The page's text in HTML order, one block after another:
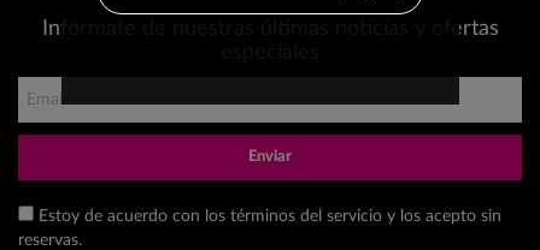
Infórmate de nuestras últimas noticias y ofertas
Enviar
Estoy de acuerdo con los términos del servicio y los acepto sin
reservas.